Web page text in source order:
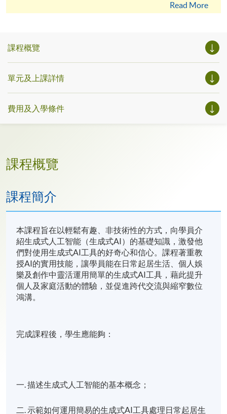
Read More
課程概覽
單元及上課詳情
費用及入學條件
課程概覽
課程簡介
本課程旨在以輕鬆有趣、非技術性的方式，向學員介
紹生成式人工智能（生成式AI）的基礎知識，激發他
們對使用生成式AI工具的好奇心和信心。課程著重教
授AI的實用技能，讓學員能在日常起居生活、個人娛
樂及創作中靈活運用簡單的生成式AI工具，藉此提升
個人及家庭活動的體驗，並促進跨代交流與縮窄數位
鴻溝。
完成課程後，學生應能夠：
一. 描述生成式人工智能的基本概念；
二. 示範如何運用簡易的生成式AI工具處理日常起居生